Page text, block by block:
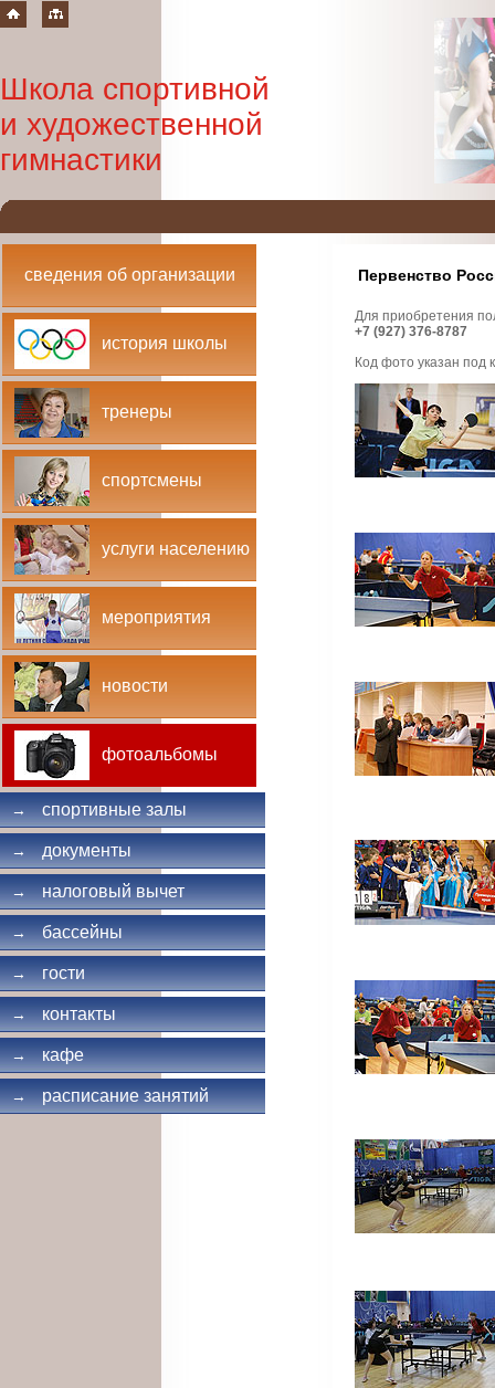
Школа спортивной
и художественной
гимнастики
сведения об организации
история школы
тренеры
спортсмены
услуги населению
мероприятия
новости
фотоальбомы
→ спортивные залы
→ документы
→ налоговый вычет
→ бассейны
→ гости
→ контакты
→ кафе
→ расписание занятий
Первенство
Для приобретения
+7 (927) 376-8787
Код фото указан под